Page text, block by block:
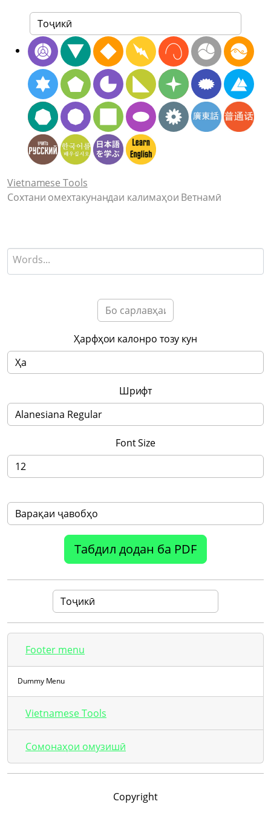
Vietnamese Tools
Сохтани омехтакунандаи калимаҳои Ветнамӣ
Ҳарфҳои калонро тозу кун
Шрифт
Font Size
Табдил додан ба PDF
Footer menu
Dummy Menu
Vietnamese Tools
Сомонаҳои омузишӣ
Copyright